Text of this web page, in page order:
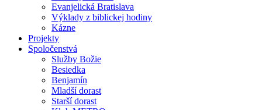
Evanjelická Bratislava
Výklady z biblickej hodiny
Kázne
Projekty
Spoločenstvá
Služby Božie
Besiedka
Benjamín
Mladší dorast
Starší dorast